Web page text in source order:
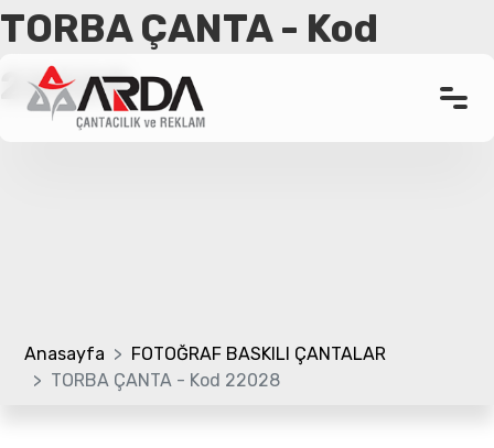
Referanslar
TORBA ÇANTA - Kod
22028
Anasayfa
FOTOĞRAF BASKILI ÇANTALAR
TORBA ÇANTA - Kod 22028